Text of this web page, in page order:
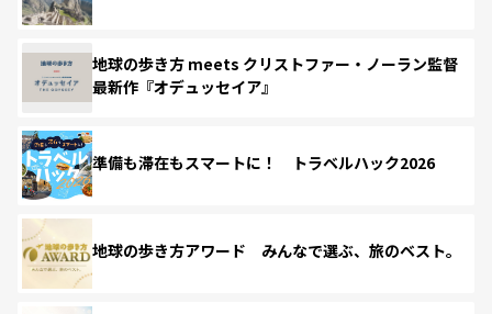
地球の歩き方 meets クリストファー・ノーラン監督
最新作『オデュッセイア』
準備も滞在もスマートに！ トラベルハック2026
地球の歩き方アワード みんなで選ぶ、旅のベスト。